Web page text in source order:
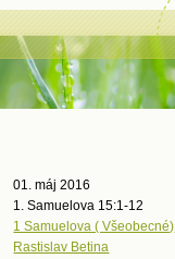
01. máj 2016
1. Samuelova 15:1-12
1 Samuelova ( Všeobecné)
Rastislav Betina